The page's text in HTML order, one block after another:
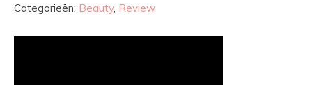
Categorieën: Beauty, Review